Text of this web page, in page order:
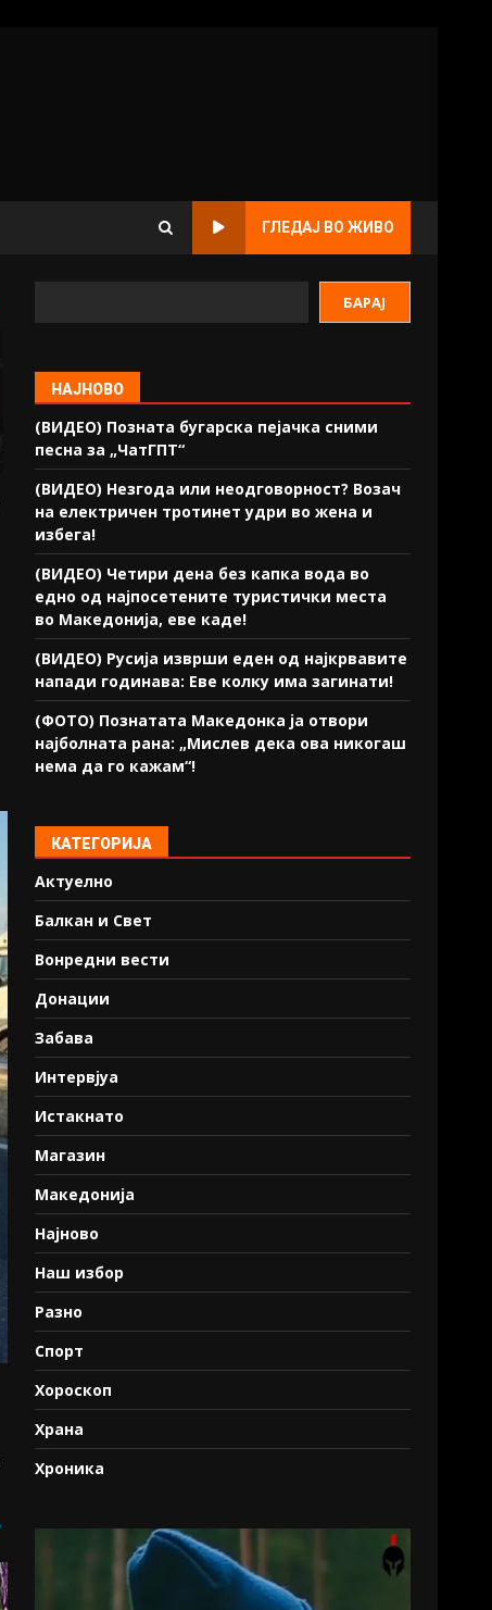
ГЛЕДАЈ ВО ЖИВО
БАРАЈ
НАЈНОВО
(ВИДЕО) Позната бугарска пејачка сними
песна за „ЧатГПТ“
(ВИДЕО) Незгода или неодговорност? Возач
на електричен тротинет удри во жена и
избега!
(ВИДЕО) Четири дена без капка вода во
едно од најпосетените туристички места
во Македонија, еве каде!
(ВИДЕО) Русија изврши еден од најкрвавите
напади годинава: Еве колку има загинати!
(ФОТО) Познатата Македонка ја отвори
најболната рана: „Мислев дека ова никогаш
нема да го кажам“!
КАТЕГОРИЈА
Актуелно
Балкан и Свет
Вонредни вести
Донации
Забава
Интервјуа
Истакнато
Магазин
Македонија
Најново
Наш избор
Разно
Спорт
Хороскоп
Храна
Хроника